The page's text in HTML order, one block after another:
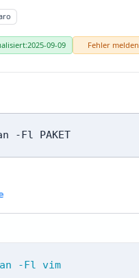
2025-09-09 Fehler melden
-Fl PAKET
-Fl vim